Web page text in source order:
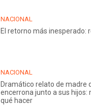
NACIONAL
El retorno más inesperado:
NACIONAL
Dramático relato de madre
encerrona junto a sus hijos:
qué hacer